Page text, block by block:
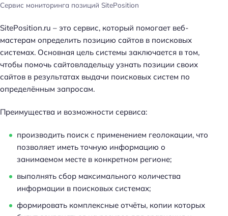
Сервис мониторинга позиций SitePosition
SitePosition.ru – это сервис, который помогает веб-
мастерам определить позицию сайтов в поисковых
системах. Основная цель системы заключается в том,
чтобы помочь сайтовладельцу узнать позиции своих
сайтов в результатах выдачи поисковых систем по
определённым запросам.
Преимущества и возможности сервиса:
производить поиск с применением геолокации, что
позволяет иметь точную информацию о
занимаемом месте в конкретном регионе;
выполнять сбор максимального количества
информации в поисковых системах;
формировать комплексные отчёты, копии которых